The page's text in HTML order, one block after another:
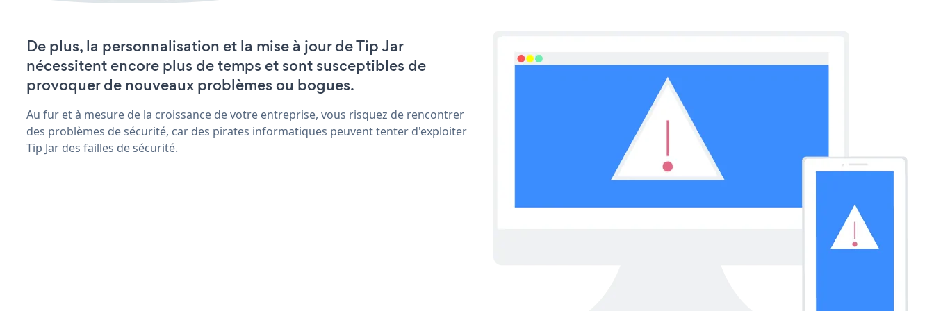
De plus, la personnalisation et la mise à jour de Tip Jar
nécessitent encore plus de temps et sont susceptibles de
provoquer de nouveaux problèmes ou bogues.
Au fur et à mesure de la croissance de votre entreprise, vous risquez de rencontrer
des problèmes de sécurité, car des pirates informatiques peuvent tenter d'exploiter
Tip Jar des failles de sécurité.